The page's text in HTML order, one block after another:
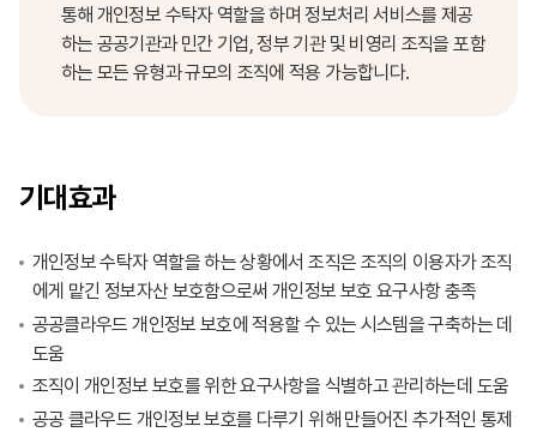
통해 개인정보 수탁자 역할을 하며 정보처리 서비스를 제공
하는 공공기관과 민간 기업, 정부 기관 및 비영리 조직을 포함
하는 모든 유형과 규모의 조직에 적용 가능합니다.
기대효과
개인정보 수탁자 역할을 하는 상황에서 조직은 조직의 이용자가 조직
에게 맡긴 정보자산 보호함으로써 개인정보 보호 요구사항 충족
공공클라우드 개인정보 보호에 적용할 수 있는 시스템을 구축하는 데
도움
조직이 개인정보 보호를 위한 요구사항을 식별하고 관리하는데 도움
공공 클라우드 개인정보 보호를 다루기 위해 만들어진 추가적인 통제